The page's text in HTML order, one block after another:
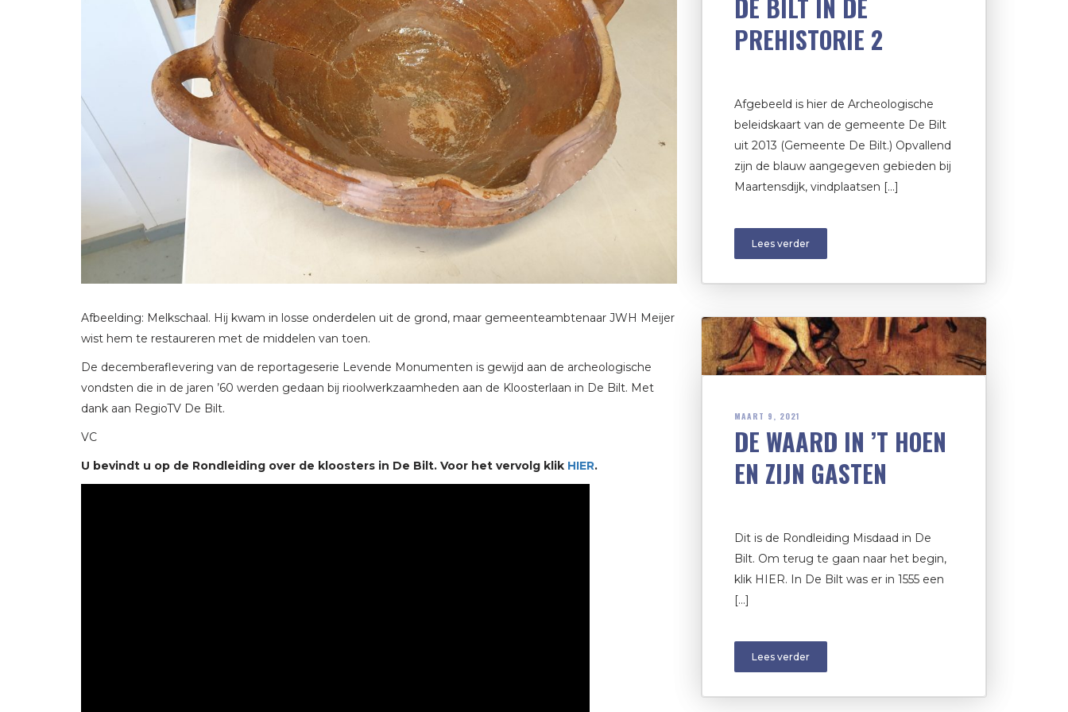
Afbeelding: Melkschaal. Hij kwam in losse onderdelen uit de grond, maar gemeenteambtenaar JWH Meijer
wist hem te restaureren met de middelen van toen.
De decemberaflevering van de reportageserie Levende Monumenten is gewijd aan de archeologische
vondsten die in de jaren ’60 werden gedaan bij rioolwerkzaamheden aan de Kloosterlaan in De Bilt. Met
dank aan RegioTV De Bilt.
VC
U bevindt u op de Rondleiding over de kloosters in De Bilt. Voor het vervolg klik HIER.
DE BILT IN DE
PREHISTORIE 2
Afgebeeld is hier de Archeologische
beleidskaart van de gemeente De Bilt
uit 2013 (Gemeente De Bilt.) Opvallend
zijn de blauw aangegeven gebieden bij
Maartensdijk, vindplaatsen […]
Lees verder
MAART 9, 2021
DE WAARD IN ’T HOEN
EN ZIJN GASTEN
Dit is de Rondleiding Misdaad in De
Bilt. Om terug te gaan naar het begin,
klik HIER. In De Bilt was er in 1555 een
[…]
Lees verder